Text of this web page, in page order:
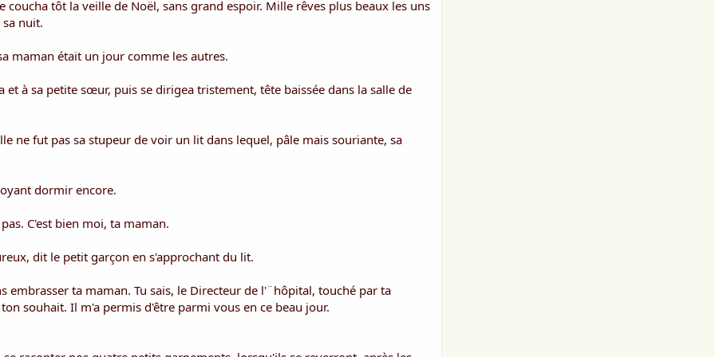
coucha tôt la veille de Noël, sans grand espoir. Mille rêves plus beaux les uns
nuit.
maman était un jour comme les autres.
à sa petite sœur, puis se dirigea tristement, tête baissée dans la salle de
ne fut pas sa stupeur de voir un lit dans lequel, pâle mais souriante, sa
dormir encore.
C'est bien moi, ta maman.
dit le petit garçon en s'approchant du lit.
embrasser ta maman. Tu sais, le Directeur de l'¨hôpital, touché par ta
souhait. Il m'a permis d'être parmi vous en ce beau jour.